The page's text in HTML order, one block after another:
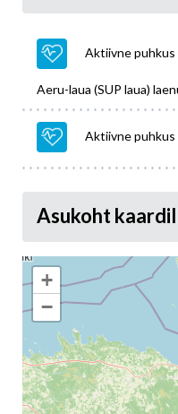
Aktiivne puhkus
Aeru-laua (SUP laua)
Aktiivne puhkus
Asukoht kaardil
+
−